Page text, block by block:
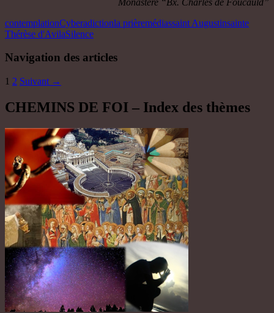
contemplationCyberadictionla prièremédiassaint Augustinsainte
Thérèse d'AvilaSilence
Navigation des articles
1 2 Suivant →
CHEMINS DE FOI – Index des thèmes